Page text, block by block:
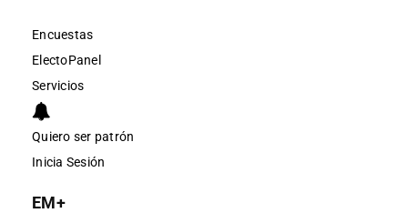
Encuestas
ElectoPanel
Servicios
Quiero ser patrón
Inicia Sesión
EM+